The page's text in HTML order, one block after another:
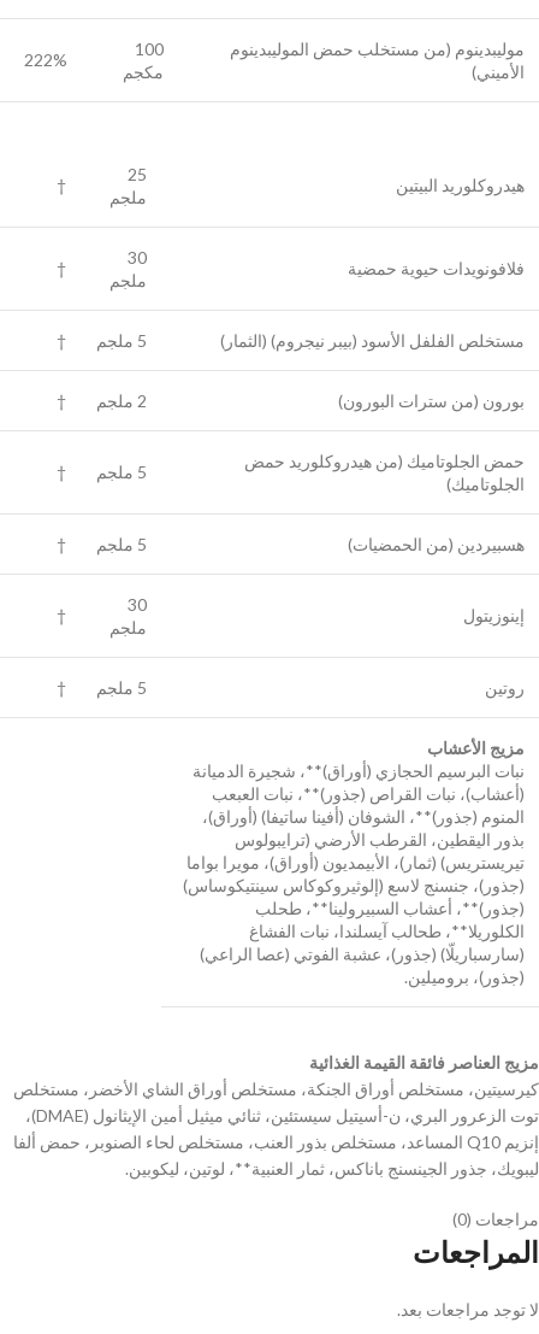
موليبدينوم (من مستخلب حمض الموليبدينوم
الأميني)
100
مكجم
222%
هيدروكلوريد البيتين
25
ملجم
†
فلافونويدات حيوية حمضية
30
ملجم
†
مستخلص الفلفل الأسود (بيبر نيجروم) (الثمار) 5 ملجم †
بورون (من سترات البورون) 2 ملجم †
حمض الجلوتاميك (من هيدروكلوريد حمض
الجلوتاميك)
5 ملجم †
هسبيردين (من الحمضيات) 5 ملجم †
إينوزيتول
30
ملجم
†
روتين 5 ملجم †
مزيج الأعشاب
نبات البرسيم الحجازي (أوراق)**، شجيرة الدميانة
(أعشاب)، نبات القراص (جذور)**، نبات العبعب
المنوم (جذور)**، الشوفان (أفينا ساتيفا) (أوراق)،
بذور اليقطين، القرطب الأرضي (ترايبولوس
تيريستريس) (ثمار)، الأبيمديون (أوراق)، مويرا بواما
(جذور)، جنسنج لاسع (إلوثيروكوكاس سينتيكوساس)
(جذور)**، أعشاب السبيرولينا**، طحلب
الكلوريلا**، طحالب آيسلندا، نبات الفشاغ
(سارسباريلّا) (جذور)، عشبة الفوتي (عصا الراعي)
(جذور)، بروميلين.
مزيج العناصر فائقة القيمة الغذائية
كيرسيتين، مستخلص أوراق الجنكة، مستخلص أوراق الشاي الأخضر، مستخلص
توت الزعرور البري، ن-أسيتيل سيستئين، ثنائي ميثيل أمين الإيثانول (DMAE)،
إنزيم Q10 المساعد، مستخلص بذور العنب، مستخلص لحاء الصنوبر، حمض ألفا
ليبويك، جذور الجينسنج باناكس، ثمار العنبية**، لوتين، ليكوبين.
مراجعات (0)
المراجعات
لا توجد مراجعات بعد.